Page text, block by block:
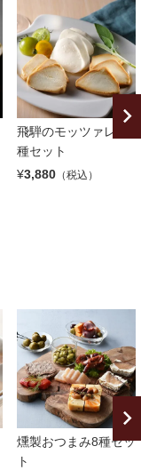
飛騨のモッツァレラ3
種セット
¥3,880 （税込）
燻製おつまみ8種セッ
ト